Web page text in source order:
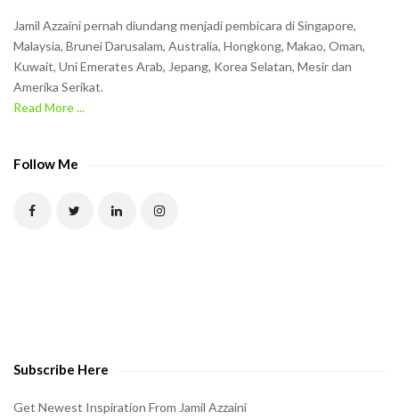
Jamil Azzaini pernah diundang menjadi pembicara di Singapore,
Malaysia, Brunei Darusalam, Australia, Hongkong, Makao, Oman,
Kuwait, Uni Emerates Arab, Jepang, Korea Selatan, Mesir dan
Amerika Serikat.
Read More ...
Follow Me
Subscribe Here
Get Newest Inspiration From Jamil Azzaini